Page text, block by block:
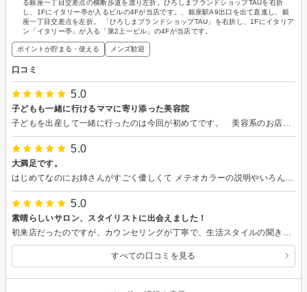
る銀座一丁目交差点の横断歩道を渡り左折。ひろしまブランドショップTAUを右折
し、1Fにイタリー亭が入るビルの4Fが当店です。、銀座駅A9出口を出て直進し、銀
座一丁目交差点を左折。 「ひろしまブランドショップTAU」を右折し、1Fにイタリア
ン「イタリー亭」が入る「第2上一ビル」の4Fが当店です。
ポイントが貯まる・使える メンズ歓迎
口コミ
5.0
子どもも一緒に行けるママに寄り添った美容院
5.0
大満足です。
5.0
素晴らしいサロン、スタイリストに出会えました！
すべての口コミを見る